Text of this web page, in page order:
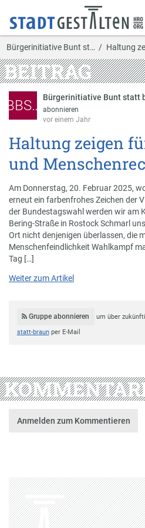
Bürgerinitiative Bunt st… Haltung
BEITRAG
BBS… Bürgerinitiative Bunt statt
abonnieren
vor einem Jahr
Haltung zeigen
und
Am Donnerstag, 20. Februar 2025,
erneut ein farbenfrohes Zeichen der
der Bundestagswahl werden wir am
Bering-Straße in Rostock Schmarl
Ort nicht denjenigen überlassen, die
Menschenfeindlichkeit Wahlkampf
Tag […]
Weiter zum Artikel
Gruppe abonnieren um über
statt-braunper E-Mail
Anmelden zum Kommentieren